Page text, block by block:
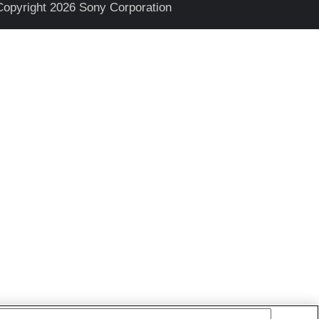
2026 Sony Corporation